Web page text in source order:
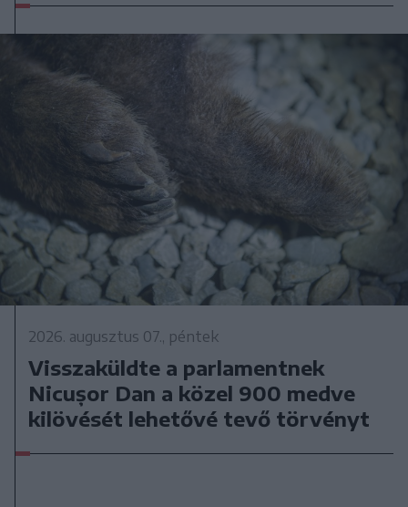
2026. augusztus 07., péntek
Visszaküldte a parlamentnek
Nicușor Dan a közel 900 medve
kilövését lehetővé tevő törvényt